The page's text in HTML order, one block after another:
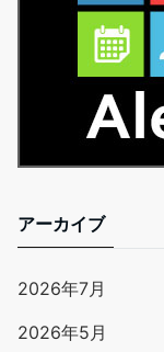
アーカイブ
2026年7月
2026年5月